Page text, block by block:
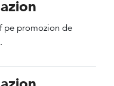
pe promozion de